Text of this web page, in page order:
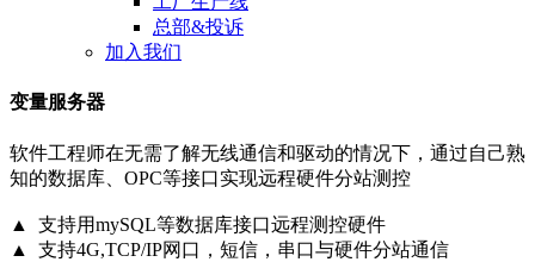
总部&投诉
加入我们
变量服务器
软件工程师在无需了解无线通信和驱动的情况下，通过自己熟
知的数据库、OPC等接口实现远程硬件分站测控
▲ 支持用mySQL等数据库接口远程测控硬件
▲ 支持4G,TCP/IP网口，短信，串口与硬件分站通信